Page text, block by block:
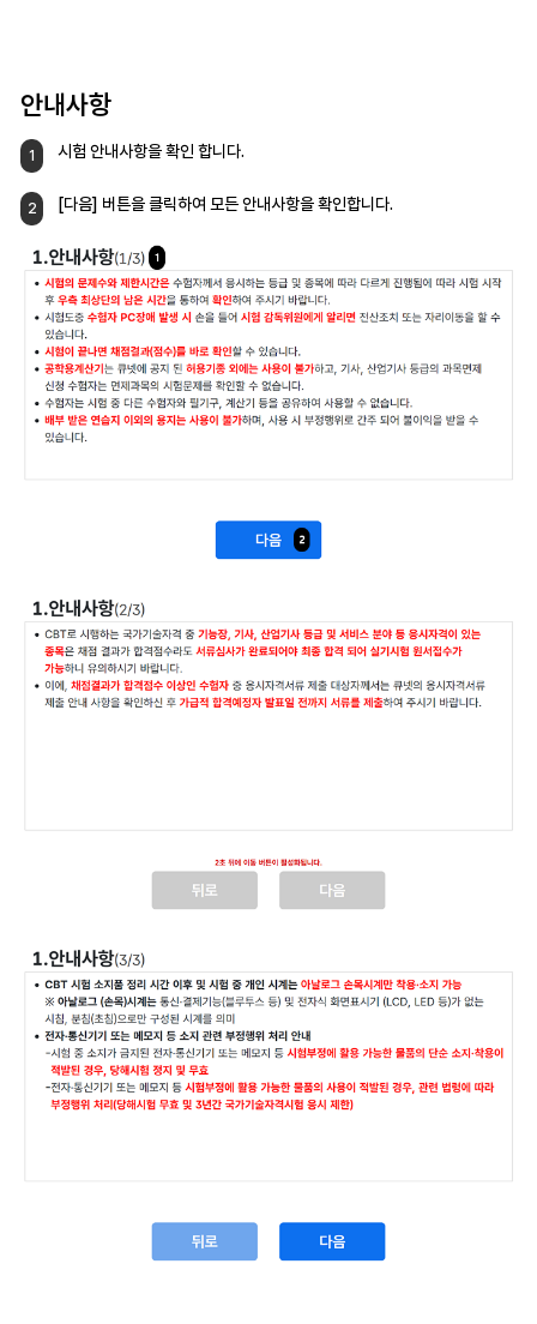
안내사항
1 시험 안내사항을 확인 합니다.
2 [다음] 버튼을 클릭하여모든 안내사항을 확인합니다.